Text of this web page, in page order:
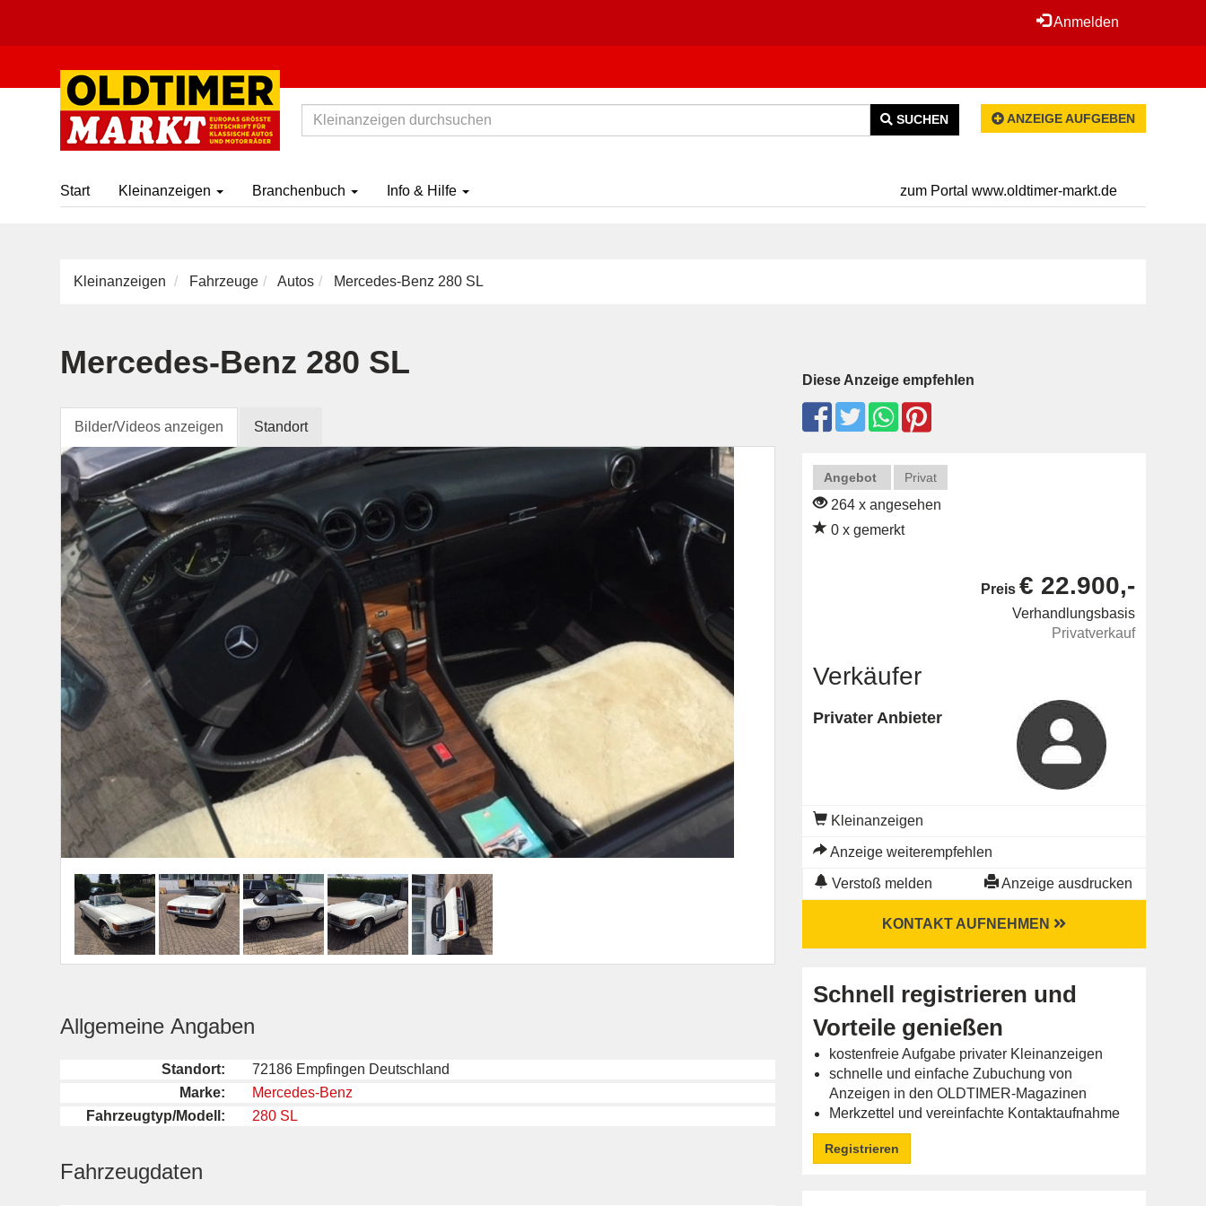
Anmelden
SUCHEN ANZEIGE AUFGEBEN
Start Kleinanzeigen Branchenbuch Info & Hilfe zum Portal www.oldtimer-markt.de
Kleinanzeigen Fahrzeuge Autos Mercedes-Benz 280 SL
Mercedes-Benz 280 SL
Bilder/Videos anzeigen Standort
Allgemeine Angaben
Standort:
72186 Empfingen Deutschland
Marke:
Mercedes-Benz
Fahrzeugtyp/Modell:
280 SL
Fahrzeugdaten
Diese Anzeige empfehlen
Angebot Privat
264 x angesehen
0 x gemerkt
Preis € 22.900,-
Verhandlungsbasis
Privatverkauf
Verkäufer
Privater Anbieter
Kleinanzeigen
Anzeige weiterempfehlen
Verstoß melden Anzeige ausdrucken
KONTAKT AUFNEHMEN
Schnell registrieren und
Vorteile genießen
kostenfreie Aufgabe privater Kleinanzeigen
schnelle und einfache Zubuchung von
Anzeigen in den OLDTIMER-Magazinen
Merkzettel und vereinfachte Kontaktaufnahme
Registrieren